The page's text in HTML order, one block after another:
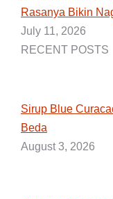
Rasanya Bikin
July 11, 2026
RECENT POSTS
Sirup Blue
Beda
August 3, 2026